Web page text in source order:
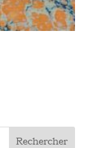
Rechercher